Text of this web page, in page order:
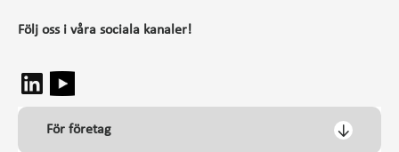
Följ oss i våra sociala kanaler!
För företag